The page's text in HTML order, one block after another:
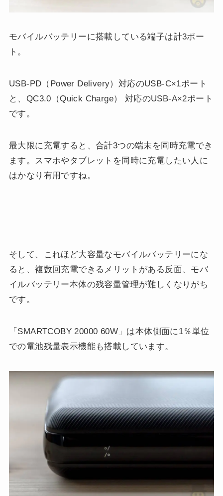
モバイルバッテリーに搭載している端子は計3ポー
ト。
USB-PD（Power Delivery）対応のUSB-C×1ポート
と、QC3.0（Quick Charge） 対応のUSB-A×2ポート
です。
最大限に充電すると、合計3つの端末を同時充電でき
ます。スマホやタブレットを同時に充電したい人に
はかなり有用ですね。
そして、これほど大容量なモバイルバッテリーにな
ると、複数回充電できるメリットがある反面、モバ
イルバッテリー本体の残容量管理が難しくなりがち
です。
「SMARTCOBY 20000 60W」は本体側面に1％単位
での電池残量表示機能も搭載しています。